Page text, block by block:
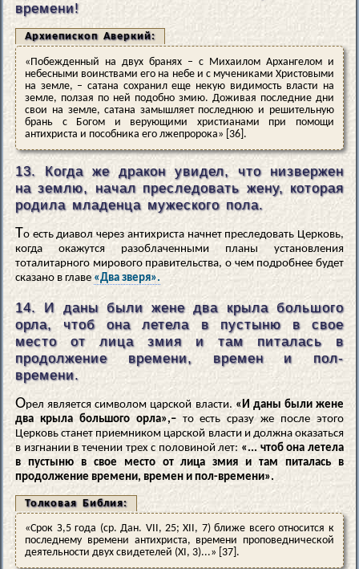
времени!
Архиепископ Аверкий:
«Побежденный на двух бранях – с Михаилом Архангелом и
небесными воинствами его на небе и с мучениками Христовыми
на земле, – сатана сохранил еще некую видимость власти на
земле, ползая по ней подобно змию. Доживая последние дни
свои на земле, сатана замышляет последнюю и решительную
брань с Богом и верующими христианами при помощи
антихриста и пособника его лжепророка» [36].
13. Когда же дракон увидел, что низвержен
на землю, начал преследовать жену, которая
родила младенца мужеского пола.
То есть диавол через антихриста начнет преследовать Церковь,
когда окажутся разоблаченными планы установления
тоталитарного мирового правительства, о чем подробнее будет
сказано в главе«Два зверя».
14. И даны были жене два крыла большого
орла, чтоб она летела в пустыню в свое
место от лица змия и там питалась в
продолжение времени, времен и пол-
времени.
Орел является символом царской власти.«И даны были жене
два крыла большого орла»,–то есть сразу же после этого
Церковь станет приемником царской власти и должна оказаться
в изгнании в течении трех с половиной лет: «... чтоб она летела
в пустыню в свое место от лица змия и там питалась в
продолжение времени, времен и пол-времени».
Толковая Библия:
«Срок З,5 года (ср. Дан. VII, 25; XII, 7) ближе всего относится к
последнему времени антихриста, времени проповеднической
деятельности двух свидетелей (XI, 3)...» [37].